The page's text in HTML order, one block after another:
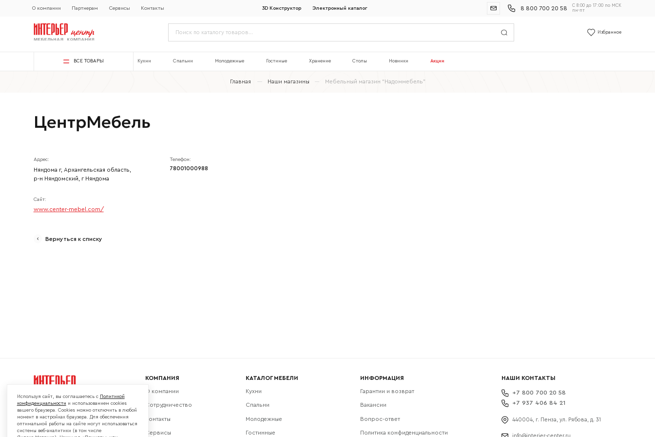
О компании Партнерам Сервисы Контакты 3D Конструктор Электронный каталог 8 800 700 20 58
С 8:00 до 17:00 по МСК
пн-пт
Избранное
ВСЕ ТОВАРЫ Кухни Спальни Молодежные Гостиные Хранение Столы Новинки Акции
Главная Наши магазины Мебельный магазин “Надоммебель”
ЦентрМебель
Адрес:
Няндома г, Архангельская область,
р-н Няндомский, г Няндома
Телефон:
78001000988
Сайт:
www.center-mebel.com/
Вернуться к списку
Мы в социальных сетях:
КОМПАНИЯ
О компании
Сотрудничество
Контакты
Сервисы
КАТАЛОГ МЕБЕЛИ
Кухни
Спальни
Молодежные
Гостинные
ИНФОРМАЦИЯ
Гарантии и возврат
Вакансии
Вопрос-ответ
Политика конфиденциальности
НАШИ КОНТАКТЫ
+7 800 700 20 58
+7 937 406 84 21
440004, г. Пенза, ул. Рябова, д. 31
info@interier-center.ru
Используя сайт, вы соглашаетесь с Политикой
конфиденциальности и использованием cookies
вашего браузера. Cookies можно отключить в любой
момент в настройках браузера. Для обеспечения
оптимальной работы на сайте могут использоваться
системы веб-аналитики (в том числе